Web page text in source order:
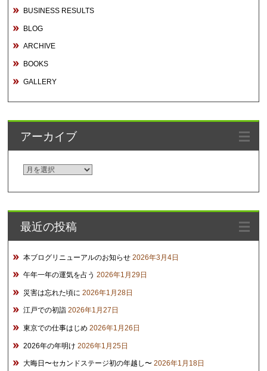
BUSINESS RESULTS
BLOG
ARCHIVE
BOOKS
GALLERY
アーカイブ
ア
イ
ブ
最近の投稿
本ブログリニューアルのお知らせ 2026年3月4日
午年一年の運気を占う 2026年1月29日
災害は忘れた頃に 2026年1月28日
江戸での初詣 2026年1月27日
東京での仕事はじめ 2026年1月26日
2026年の年明け 2026年1月25日
大晦日〜セカンドステージ初の年越し〜 2026年1月18日